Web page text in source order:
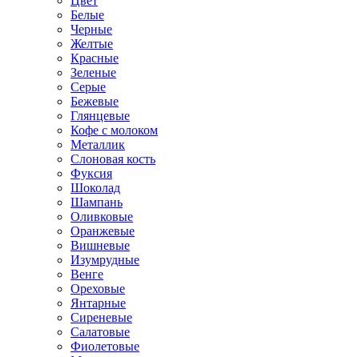
Белые
Черные
Желтые
Красные
Зеленые
Серые
Бежевые
Глянцевые
Кофе с молоком
Металлик
Слоновая кость
Фуксия
Шоколад
Шампань
Оливковые
Оранжевые
Вишневые
Изумрудные
Венге
Ореховые
Янтарные
Сиреневые
Салатовые
Фиолетовые